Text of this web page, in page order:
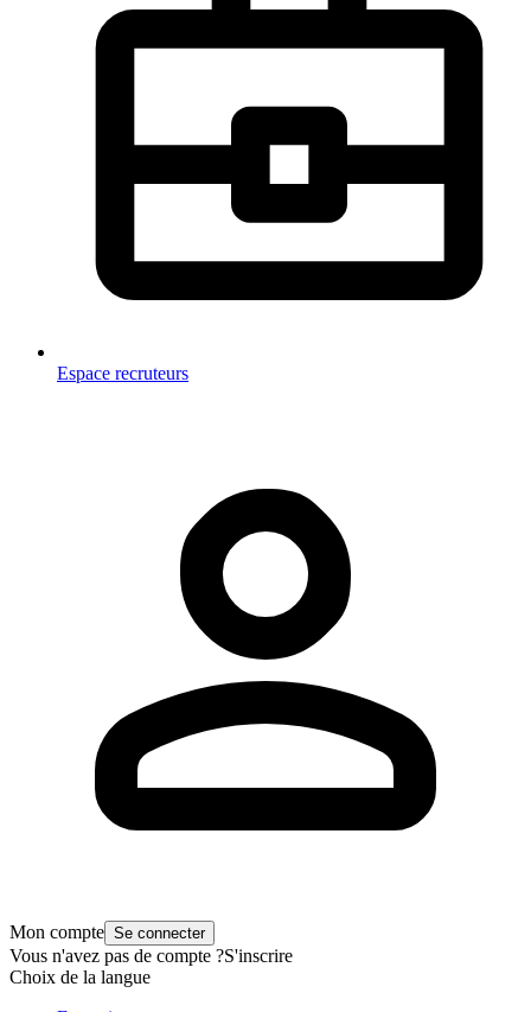
Espace recruteurs
Mon compte Se connecter
Vous n'avez pas de compte ?S'inscrire
Choix de la langue